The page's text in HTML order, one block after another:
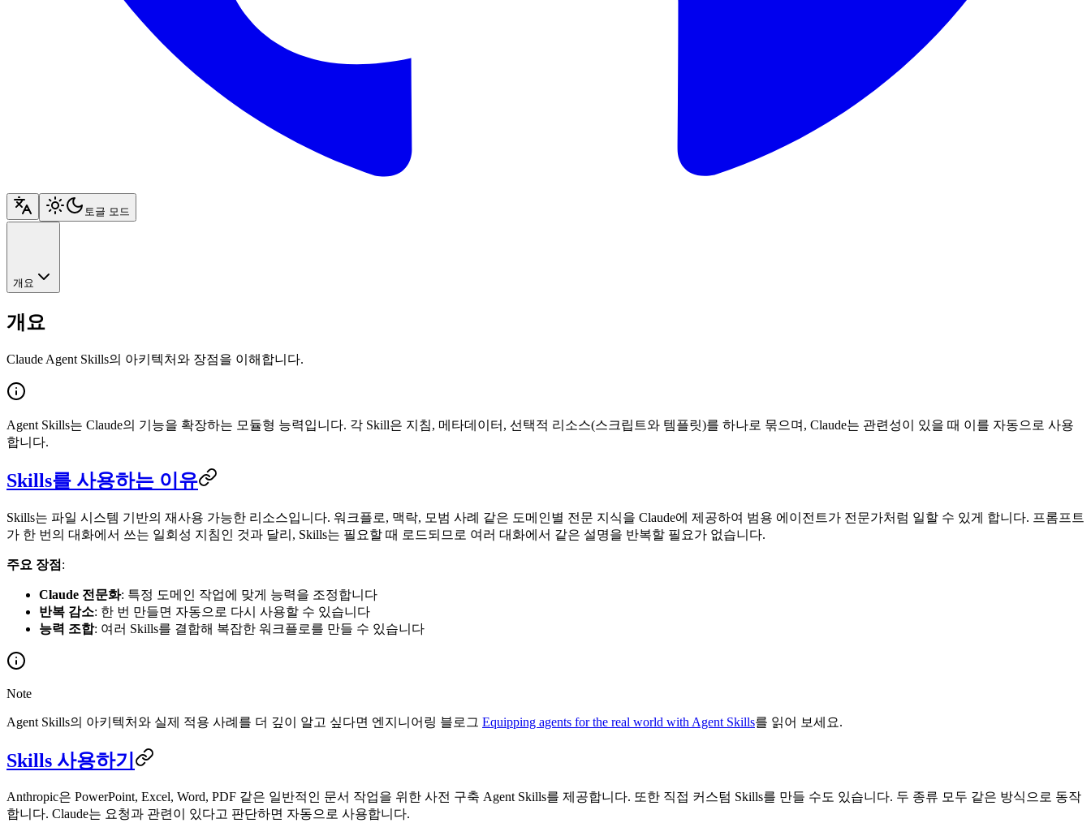
토글 모드
개요
개요
Claude Agent Skills의 아키텍처와 장점을 이해합니다.
Agent Skills는 Claude의 기능을 확장하는 모듈형 능력입니다. 각 Skill은 지침, 메타데이터, 선택적 리소스(스크립트와 템플릿)를 하나로 묶으며, Claude는 관련성이 있을 때 이를 자동으로 사용
합니다.
Skills를 사용하는 이유
Skills는 파일 시스템 기반의 재사용 가능한 리소스입니다. 워크플로, 맥락, 모범 사례 같은 도메인별 전문 지식을 Claude에 제공하여 범용 에이전트가 전문가처럼 일할 수 있게 합니다. 프롬프트
가 한 번의 대화에서 쓰는 일회성 지침인 것과 달리, Skills는 필요할 때 로드되므로 여러 대화에서 같은 설명을 반복할 필요가 없습니다.
주요 장점 :
Claude 전문화: 특정 도메인 작업에 맞게 능력을 조정합니다
반복 감소: 한 번 만들면 자동으로 다시 사용할 수 있습니다
능력 조합: 여러 Skills를 결합해 복잡한 워크플로를 만들 수 있습니다
Note
Agent Skills의 아키텍처와 실제 적용 사례를 더 깊이 알고 싶다면 엔지니어링 블로그 Equipping agents for the real world with Agent Skills를 읽어 보세요.
Skills 사용하기
Anthropic은 PowerPoint, Excel, Word, PDF 같은 일반적인 문서 작업을 위한 사전 구축 Agent Skills를 제공합니다. 또한 직접 커스텀 Skills를 만들 수도 있습니다. 두 종류 모두 같은 방식으로 동작
합니다. Claude는 요청과 관련이 있다고 판단하면 자동으로 사용합니다.